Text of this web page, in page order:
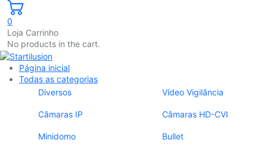
0
Loja Carrinho
No products in the cart.
Página inicial
Todas as categorias
Diversos
Vídeo Vigilância
Câmaras IP Câmaras HD-CVI
Minidomo Bullet